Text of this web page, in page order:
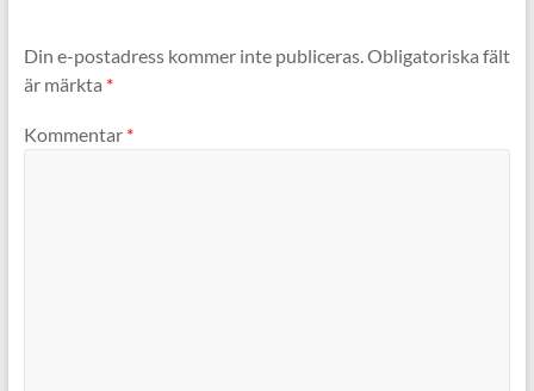
Din e-postadress kommer inte publiceras.Obligatoriska fält
är märkta *
Kommentar *